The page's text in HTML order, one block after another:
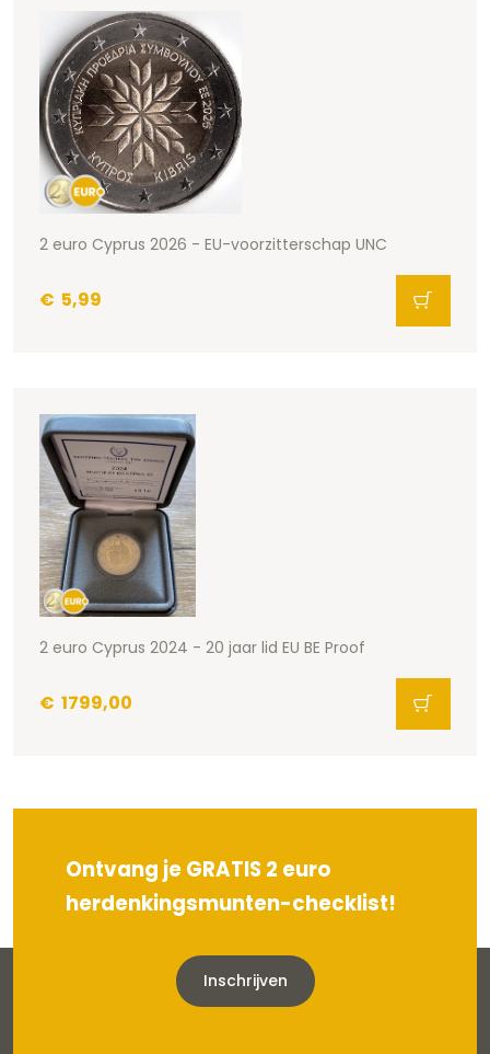
2 euro Cyprus 2026 - EU-voorzitterschap UNC
€ 5,99
2 euro Cyprus 2024 - 20 jaar lid EU BE Proof
€ 1799,00
Ontvang je GRATIS 2 euro
herdenkingsmunten-checklist!
Inschrijven